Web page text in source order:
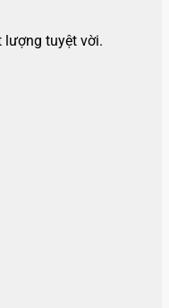
lượng tuyệt vời.